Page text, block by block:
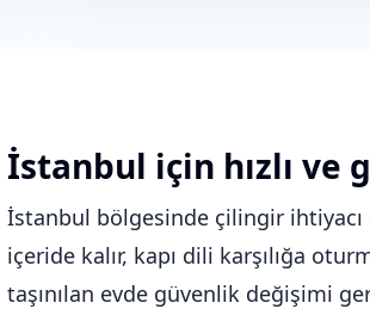
İstanbul için hızlı ve
İstanbul bölgesinde çilingir
içeride kalır, kapı dili karşılığa
taşınılan evde güvenlik değişimi